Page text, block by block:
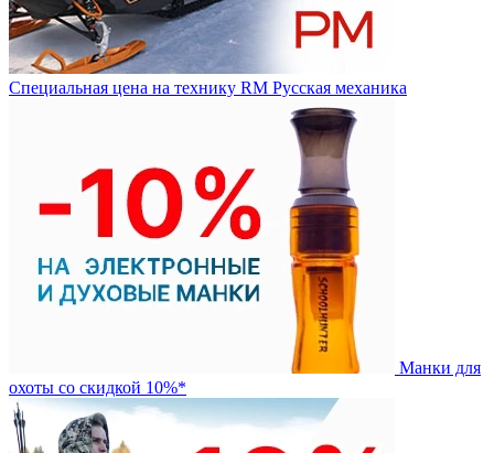
Специальная цена на технику RM Русская механика
Манки для
охоты со скидкой 10%*